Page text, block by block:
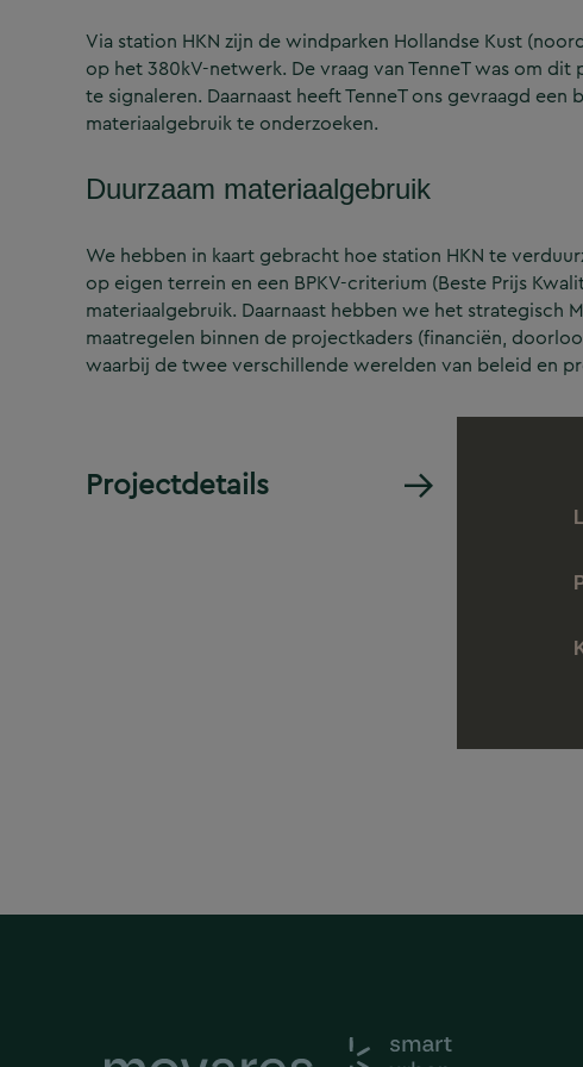
Via station HKN zijn de windparken Hollandse Kust
op het 380kV-netwerk. De vraag van TenneT was om
te signaleren. Daarnaast heeft TenneT ons gevraagd
materiaalgebruik te onderzoeken.
Duurzaam materiaalgebruik
We hebben in kaart gebracht hoe station HKN te
op eigen terrein en een BPKV-criterium (Beste Prijs
materiaalgebruik. Daarnaast hebben we het strategisch
maatregelen binnen de projectkaders (financiën,
waarbij de twee verschillende werelden van beleid en
Projectdetails